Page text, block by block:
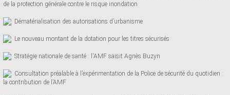
de la protection générale contre le risque inondation
Dématérialisation des autorisations d’urbanisme
Le nouveau montant de la dotation pour les titres sécurisés
Stratégie nationale de santé : l'AMF saisit Agnès Buzyn
Consultation préalable à l’expérimentation de la Police de sécurité du quotidien :
la contribution de l’AMF